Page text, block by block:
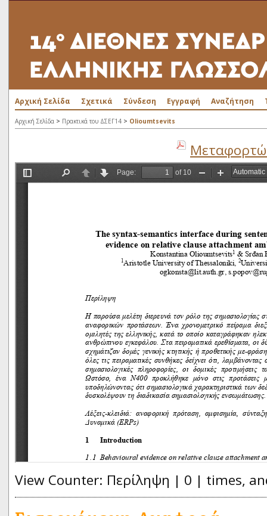
Αρχική Σελίδα Σχετικά Σύνδεση Εγγραφή Αναζήτηση
Αρχική Σελίδα > Πρακτικά του ΔΣΕΓ14 > Olioumtsevits
View Counter: Περίληψη | 0 | times,